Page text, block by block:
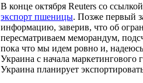
В конце октября Reuters со
экспорт пшеницы. Позже первый
информацию, заверив, что об
пересматриваем меморандум,
пока что мы идем ровно и,
Украина с начала маркетингового
Украина планирует